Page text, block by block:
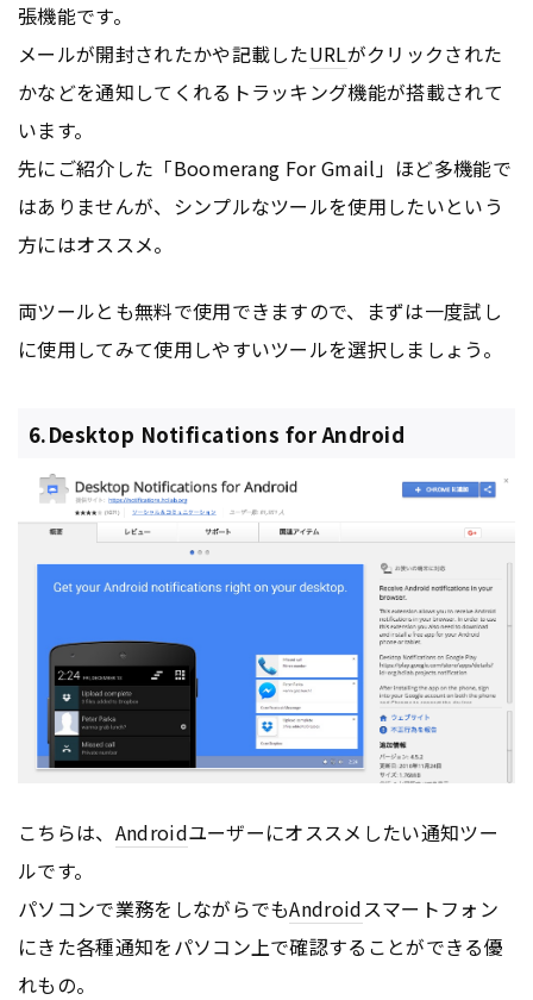
張機能です。
メールが開封されたかや記載したURLがクリックされた
かなどを通知してくれるトラッキング機能が搭載されて
います。
先にご紹介した「Boomerang For Gmail」ほど多機能で
はありませんが、シンプルなツールを使用したいという
方にはオススメ。
両ツールとも無料で使用できますので、まずは一度試し
に使用してみて使用しやすいツールを選択しましょう。
6.Desktop Notifications for Android
こちらは、 Androidユーザーにオススメしたい通知ツー
ルです。
パソコンで業務をしながらでもAndroidスマートフォン
にきた各種通知をパソコン上で確認することができる優
れもの。